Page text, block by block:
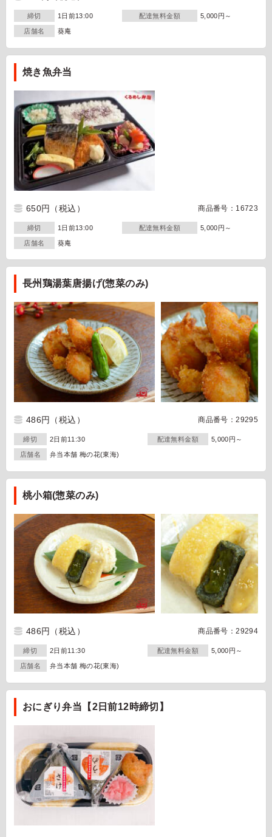
締切 1日前13:00 配達無料金額 5,000円～
店舗名 葵庵
焼き魚弁当
650円 （税込） 商品番号：16723
締切 1日前13:00 配達無料金額 5,000円～
店舗名 葵庵
長州鶏湯葉唐揚げ(惣菜のみ)
486円 （税込） 商品番号：29295
締切 2日前11:30 配達無料金額 5,000円～
店舗名 弁当本舗 梅の花(東海)
桃小箱(惣菜のみ)
486円 （税込） 商品番号：29294
締切 2日前11:30 配達無料金額 5,000円～
店舗名 弁当本舗 梅の花(東海)
おにぎり弁当【2日前12時締切】